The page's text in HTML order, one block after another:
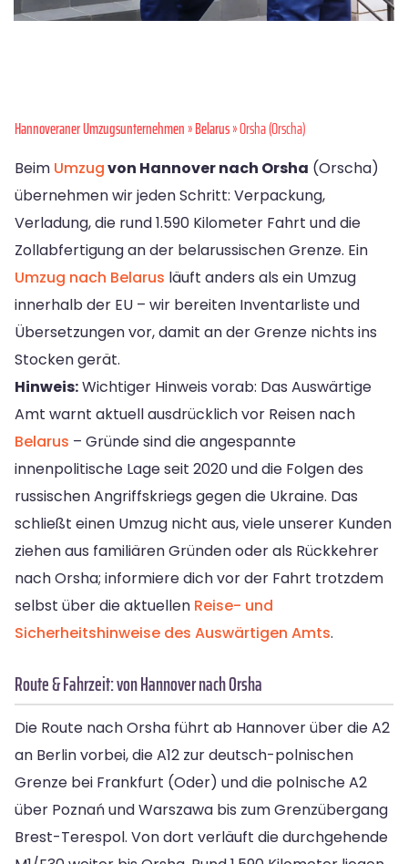
Hannoveraner Umzugsunternehmen»Belarus» Orsha (Orscha)
Beim Umzugvon Hannover nach Orsha (Orscha)
übernehmen wir jeden Schritt: Verpackung,
Verladung, die rund 1.590 Kilometer Fahrt und die
Zollabfertigung an der belarussischen Grenze. Ein
Umzug nach Belarus läuft anders als ein Umzug
innerhalb der EU – wir bereiten Inventarliste und
Übersetzungen vor, damit an der Grenze nichts ins
Stocken gerät.
Hinweis:Wichtiger Hinweis vorab: Das Auswärtige
Amt warnt aktuell ausdrücklich vor Reisen nach
Belarus – Gründe sind die angespannte
innenpolitische Lage seit 2020 und die Folgen des
russischen Angriffskriegs gegen die Ukraine. Das
schließt einen Umzug nicht aus, viele unserer Kunden
ziehen aus familiären Gründen oder als Rückkehrer
nach Orsha; informiere dich vor der Fahrt trotzdem
selbst über die aktuellen Reise- und
Sicherheitshinweise des Auswärtigen Amts.
Route & Fahrzeit: von Hannover nach Orsha
Die Route nach Orsha führt ab Hannover über die A2
an Berlin vorbei, die A12 zur deutsch-polnischen
Grenze bei Frankfurt (Oder) und die polnische A2
über Poznań und Warszawa bis zum Grenzübergang
Brest-Terespol. Von dort verläuft die durchgehende